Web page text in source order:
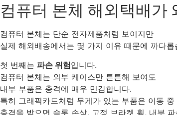
컴퓨터 본체 해외택배가
컴퓨터 본체는 단순 전자제품처럼 보이지만
실제 해외배송에서는 몇 가지 이유 때문에 까다롭
첫 번째는 파손 위험입니다.
컴퓨터 본체는 외부 케이스만 튼튼해 보여도
내부 부품은 충격에 매우 민감합니다.
특히 그래픽카드처럼 무게가 있는 부품은 이동
충격을 받으면 슬롯 손상, 고정 브라켓 휨, 내부